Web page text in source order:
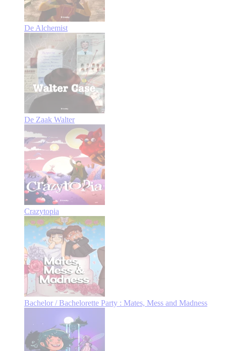
De Alchemist
De Zaak Walter
Crazytopia
Bachelor / Bachelorette Party : Mates, Mess and Madness